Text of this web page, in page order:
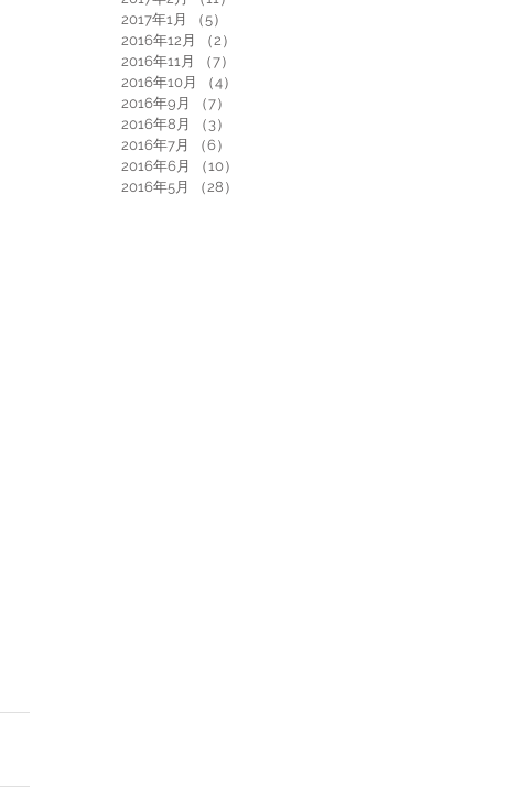
2017年1月
（5）
2016年12月
（2）
2016年11月
（7）
2016年10月
（4）
2016年9月
（7）
2016年8月
（3）
2016年7月
（6）
2016年6月
（10）
2016年5月
（28）